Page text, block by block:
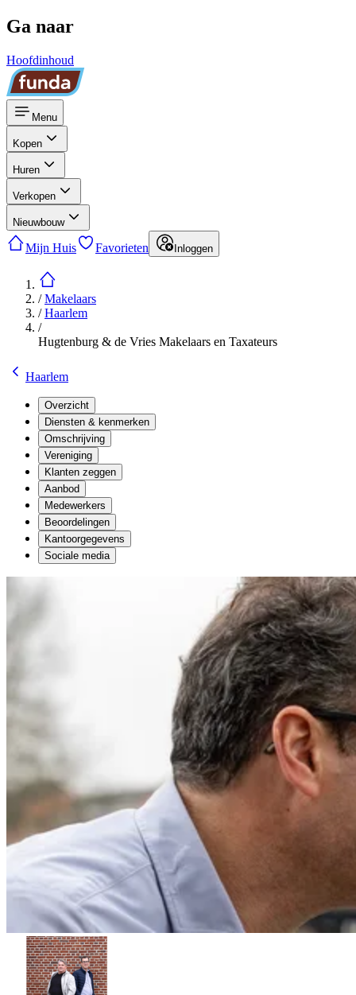
Ga naar
Hoofdinhoud
Menu
Kopen
Huren
Verkopen
Nieuwbouw
Mijn Huis Favorieten Inloggen
/Makelaars
/Haarlem
/
Hugtenburg & de Vries Makelaars en Taxateurs
Haarlem
Overzicht
Diensten & kenmerken
Omschrijving
Vereniging
Klanten zeggen
Aanbod
Medewerkers
Beoordelingen
Kantoorgegevens
Sociale media